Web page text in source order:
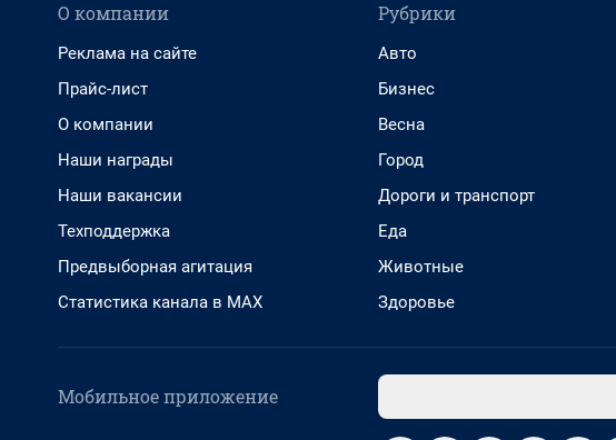
О компании
Реклама на сайте
Прайс-лист
О компании
Наши награды
Наши вакансии
Техподдержка
Предвыборная агитация
Статистика канала в MAX
Рубрики
Авто
Бизнес
Весна
Город
Дороги и транспорт
Еда
Животные
Здоровье
Мобильное приложение